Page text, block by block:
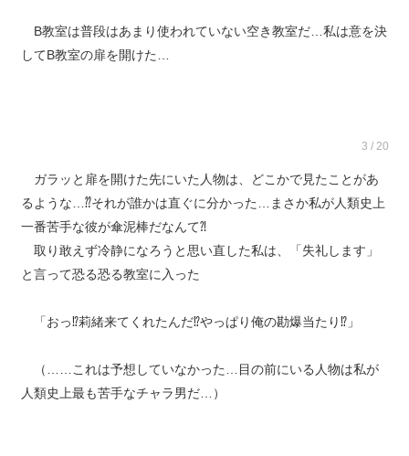
B教室は普段はあまり使われていない空き教室だ…私は意を決
してB教室の扉を開けた…
3 / 20
ガラッと扉を開けた先にいた人物は、どこかで見たことがあ
るような…⁇それが誰かは直ぐに分かった…まさか私が人類史上
一番苦手な彼が傘泥棒だなんて⁈
取り敢えず冷静になろうと思い直した私は、「失礼します」
と言って恐る恐る教室に入った
「おっ⁉︎莉緒来てくれたんだ⁉︎やっぱり俺の勘爆当たり⁉︎」
（……これは予想していなかった…目の前にいる人物は私が
人類史上最も苦手なチャラ男だ…）